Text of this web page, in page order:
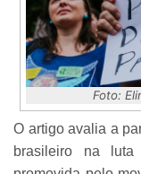
Foto:
O artigo avalia a
brasileiro na